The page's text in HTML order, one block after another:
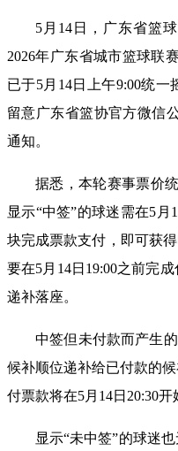
5月14日，广东省篮
2026年广东省城市篮球联
已于5月14日上午9:00统
留意广东省篮协官方微信
通知。
据悉，本轮赛事票价
显示“中签”的球迷需在5月
块完成票款支付，即可获
要在5月14日19:00之前完
递补落座。
中签但未付款而产生
候补顺位递补给已付款的
付票款将在5月14日20:30开
显示“未中签”的球迷